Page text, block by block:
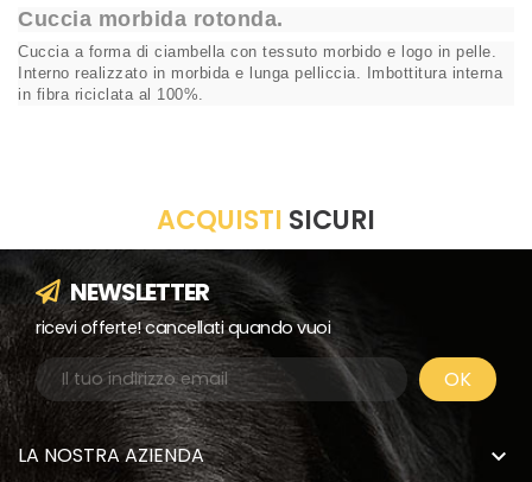
Cuccia morbida rotonda.
Cuccia a forma di ciambella con tessuto morbido e logo in pelle.
Interno realizzato in morbida e lunga pelliccia. Imbottitura interna
in fibra riciclata al 100%.
ACQUISTI SICURI
NEWSLETTER
ricevi offerte! cancellati quando vuoi
LA NOSTRA AZIENDA 